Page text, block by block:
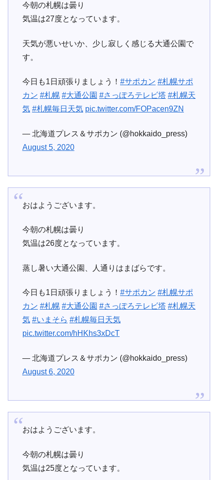
今朝の札幌は曇り
気温は27度となっています。
天気が悪いせいか、少し寂しく感じる大通公園で
す。
今日も1日頑張りましょう！ #サポカン #札幌サポ
カン #札幌 #大通公園 #さっぽろテレビ塔 #札幌天
気 #札幌毎日天気 pic.twitter.com/FOPacen9ZN
— 北海道プレス＆サポカン (@hokkaido_press)
August 5, 2020
おはようございます。
今朝の札幌は曇り
気温は26度となっています。
蒸し暑い大通公園、人通りはまばらです。
今日も1日頑張りましょう！ #サポカン #札幌サポ
カン #札幌 #大通公園 #さっぽろテレビ塔 #札幌天
気 #いまそら #札幌毎日天気
pic.twitter.com/hHKhs3xDcT
— 北海道プレス＆サポカン (@hokkaido_press)
August 6, 2020
おはようございます。
今朝の札幌は曇り
気温は25度となっています。